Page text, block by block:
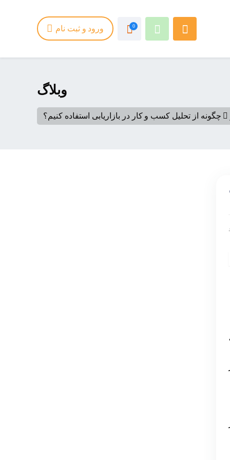
0 ورود و ثبت نام
وبلاگ
چگونه از تحلیل کسب و کار در بازاریابی استفاده کنیم؟